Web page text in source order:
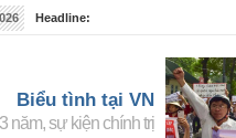
Headline:
Biểu tình tại VN
năm, sự kiện chính trị